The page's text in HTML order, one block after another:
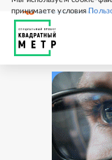
принимаете условия
СВЕЖИЙ НОМЕР